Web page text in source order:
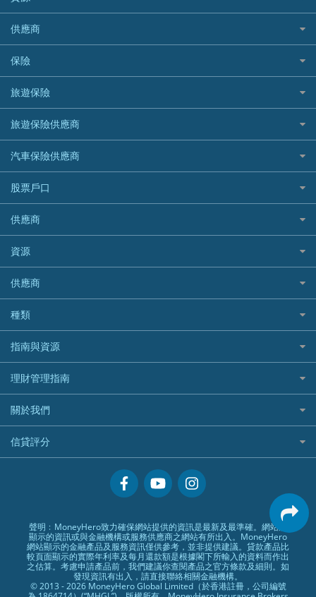
免TU貸款
急借錢
緊急貸款比較
最佳小額貸款比較
易批必批貸款
24小時貸款
最佳循環貸款
CreFIT 維信
DBS 星展銀行
DSB 大新銀行
HSBC 滙豐銀行貸款
K Cash 貸款
Mox 銀行
National Resources 中潤物業按揭
OCBC 華僑銀行
PrimeCredit 安信信貸
Promise 邦民日本財務
Rabbit Credit月兔信貸
Standard Chartered 渣打銀行
UA 亞洲聯合財務
WeLab Bank
WeLend 貸款
循環貸款教學
個人化貸款產品推介 🔥全新
債務重組一覽
供樓利息扣稅
最佳貸款app
尊尚信用卡
公司信用卡
電子錢包信用卡
日本遊信用卡攻略
韓國遊信用卡攻略
台灣遊信用卡攻略
機場貴賓室信用卡
銀聯信用卡
高獎賞信用卡推薦
酒店信用卡
AE美國運通
DBS星展銀行
HSBC滙豐銀行
Mox
信銀國際
大新銀行
恒生銀行
Standard Chartered渣打銀行
東亞銀行
SIM
Airwallex信用卡
Black Friday優惠
淘寶付款方式
一田購物優惠日
SOGO感謝祭
HKTVmall優惠碼
交稅優惠
酒店優惠碼
機票優惠碼
供應商
八達通自動增值信用卡
保險
旅遊保險
汽車保險
家居保險
家傭保險
寵物保險
定期人壽保險
危疾保險
年金資訊
樓宇火險
旅遊保險
日本旅遊保險及資訊
泰國旅遊保險及資訊
台灣旅遊保險及資訊
韓國旅遊保險及資訊
歐洲旅遊保險及資訊
越南旅遊保險及資訊
澳洲旅遊保險及資訊
長者嘆世界
家庭親子遊
自駕遊比較
相機有得保
專為孕婦設計的最佳旅遊保險
最佳滑雪旅遊保險
最適合BB的旅遊保險
旅遊保險供應商
AXA 安盛
AIG 美亞
Allianz 安聯
Allied World 世聯
Avo
中國銀行
Bolttech 保特
Blue Cross 藍十字
中國平安
HSBC滙豐銀行
MSIG 三井住友
Prudential 保誠
QBE 昆士蘭
Starr
汽車保險供應商
大新汽車保險
中銀汽車保險
Allianz安聯汽車保險
bolttech保障汽車保險
Zurich蘇黎世汽車保險
QBE昆士蘭汽車保險
平安汽車保險
股票戶口
富途證券
IB盈透證券
老虎證券
uSMART 盈立證券
華盛証券
長橋證券
WeBull微牛證券
漲樂全球通｜華泰國際
OSL
供應商
富途牛牛好唔好？
Webull微牛證券好唔好？
Longbridge長橋證券好唔好？
老虎證券好唔好？
華盛証券好唔好？
漲樂全球通好唔好？
IB盈透證券好唔好？
盈立證券 uSMART 好唔好？
Stashaway好唔好？
資源
股票戶口開戶
證券行邊間好？
港股5隻高息ETF精選
什麼是ETF？
香港30大高息股排行
黃金ETF懶人包
最值得注意的比特幣ETF
選股策略：五步調查攻略
供應商
銀行戶口比較
尊尚銀行戶口
Citi Plus
中信銀行inMotion
Airwallex銀行
種類
定期存款
港元定存
人民幣定存
美元定存
英鎊定存
澳元定存
指南與資源
理財資訊
識慳識賺
債務管理
投資理財
置業安居
專欄文章
理財管理指南
常用相關詞彙
MoneyHero電子報
所有合作銀行或機構
關於我們
服務承諾
網上支援
常見問題
條款及細則
編輯守則
廣告合作
信貸評分
聲明﹕MoneyHero致力確保網站提供的資訊是最新及最準確。網站所
顯示的資訊或與金融機構或服務供應商之網站有所出入。MoneyHero
網站顯示的金融產品及服務資訊僅供參考，並非提供建議。貸款產品比
較頁面顯示的實際年利率及每月還款額是根據閣下所輸入的資料而作出
之估算。考慮申請產品前，我們建議你查閱產品之官方條款及細則。如
發現資訊有出入，請直接聯絡相關金融機構。
© 2013 - 2026 MoneyHero Global Limited（於香港註冊，公司編號